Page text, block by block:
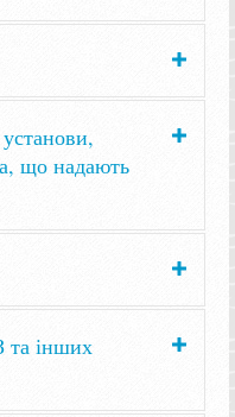
що надають
інших